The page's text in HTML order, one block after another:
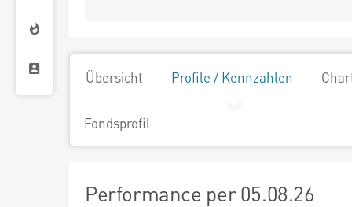
Übersicht Profile / Kennzahlen
Fondsprofil
Performance per 05.08.26